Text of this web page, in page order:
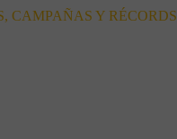
CAMPAÑAS Y RÉCORDS